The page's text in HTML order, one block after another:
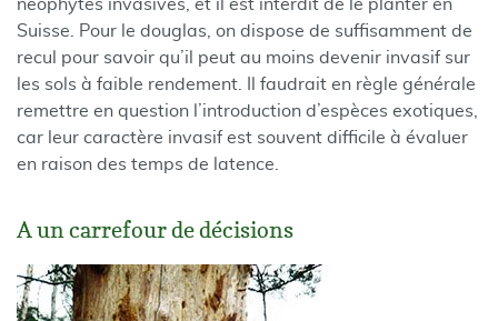
néophytes invasives, et il est interdit de le planter en
Suisse. Pour le douglas, on dispose de suffisamment de
recul pour savoir qu’il peut au moins devenir invasif sur
les sols à faible rendement. Il faudrait en règle générale
remettre en question l’introduction d’espèces exotiques,
car leur caractère invasif est souvent difficile à évaluer
en raison des temps de latence.
A un carrefour de décisions